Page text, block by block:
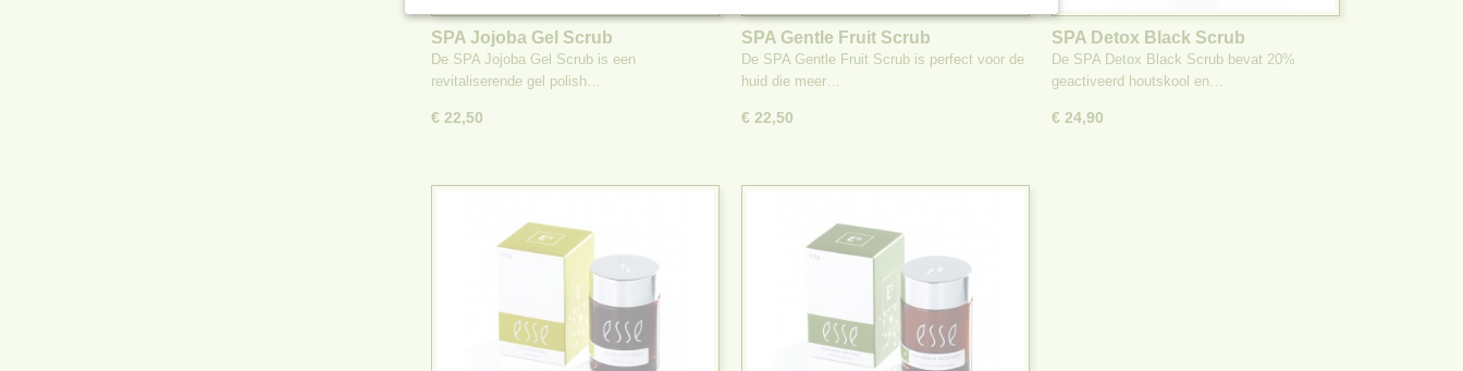
SPA Jojoba Gel Scrub
De SPA Jojoba Gel Scrub is een
revitaliserende gel polish…
€ 22,50
SPA Gentle Fruit Scrub
De SPA Gentle Fruit Scrub is perfect voor de
huid die meer…
€ 22,50
SPA Detox Black Scrub
De SPA Detox Black Scrub bevat 20%
geactiveerd houtskool en…
€ 24,90